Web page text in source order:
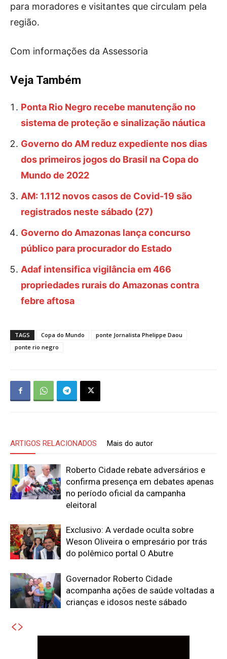
para moradores e visitantes que circulam pela
região.
Com informações da Assessoria
Veja Também
Ponta Rio Negro recebe manutenção no
sistema de proteção e sinalização náutica
Governo do AM reduz expediente nos dias
dos primeiros jogos do Brasil na Copa do
Mundo de 2022
AM: 1.112 novos casos de Covid-19 são
registrados neste sábado (27)
Governo do Amazonas lança concurso
público para procurador do Estado
Adaf intensifica vigilância em 466
propriedades rurais do Amazonas contra
febre aftosa
TAGS Copa do Mundo
ponte Jornalista Phelippe Daou
ponte rio negro
ARTIGOS RELACIONADOS Mais do autor
Roberto Cidade rebate adversários e
confirma presença em debates apenas
no período oficial da campanha
eleitoral
Exclusivo: A verdade oculta sobre
Weson Oliveira o empresário por trás
do polêmico portal O Abutre
Governador Roberto Cidade
acompanha ações de saúde voltadas a
crianças e idosos neste sábado